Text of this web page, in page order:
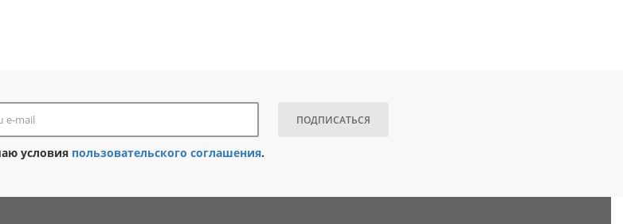
ПОДПИСАТЬСЯ
условия пользовательского соглашения.